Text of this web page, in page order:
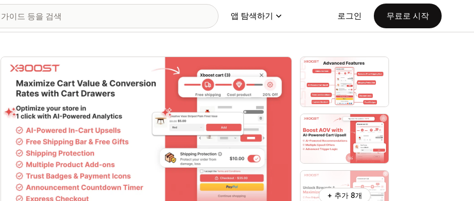
앱 탐색하기 로그인 무료로 시작
추천 이미지 갤러리
+ 추가 8개